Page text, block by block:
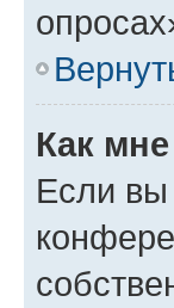
Как
Если вы